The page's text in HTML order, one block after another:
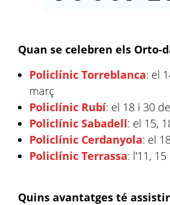
Quan se celebren els Orto-
Policlínic Torreblanca: el
març
Policlínic Rubí: el 18 i 30
Policlínic Sabadell: el 15,
Policlínic Cerdanyola: el
Policlínic Terrassa: l'11,
Quins avantatges té